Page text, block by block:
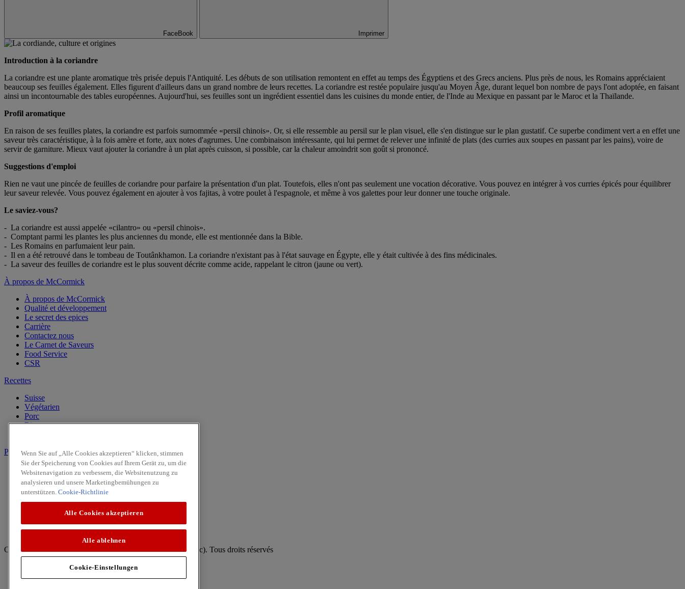
FaceBook Imprimer
Introduction à la coriandre
La coriandre est une plante aromatique très prisée depuis l'Antiquité. Les débuts de son utilisation remontent en effet au temps des Égyptiens et des Grecs anciens. Plus près de nous, les Romains appréciaient
beaucoup ses feuilles également. Elles figurent d'ailleurs dans un grand nombre de leurs recettes. La coriandre est restée populaire jusqu'au Moyen Âge, durant lequel bon nombre de pays l'ont adoptée, en faisant
ainsi un incontournable des tables européennes. Aujourd'hui, ses feuilles sont un ingrédient essentiel dans les cuisines du monde entier, de l'Inde au Mexique en passant par le Maroc et la Thaïlande.
Profil aromatique
En raison de ses feuilles plates, la coriandre est parfois surnommée «persil chinois». Or, si elle ressemble au persil sur le plan visuel, elle s'en distingue sur le plan gustatif. Ce superbe condiment vert a en effet une
saveur très caractéristique, à la fois amère et forte, aux notes d'agrumes. Une combinaison intéressante, qui lui permet de relever une infinité de plats (des curries aux soupes en passant par les pains), voire de
servir de garniture. Mieux vaut ajouter la coriandre à un plat après cuisson, si possible, car la chaleur amoindrit son goût si prononcé.
Suggestions d'emploi
Rien ne vaut une pincée de feuilles de coriandre pour parfaire la présentation d'un plat. Toutefois, elles n'ont pas seulement une vocation décorative. Vous pouvez en intégrer à vos curries épicés pour équilibrer
leur saveur relevée. Vous pouvez également en ajouter à vos fajitas, à votre poulet à l'espagnole, et même à vos galettes pour leur donner une touche originale.
Le saviez-vous?
- La coriandre est aussi appelée «cilantro» ou «persil chinois».
- Comptant parmi les plantes les plus anciennes du monde, elle est mentionnée dans la Bible.
- Les Romains en parfumaient leur pain.
- Il en a été retrouvé dans le tombeau de Toutânkhamon. La coriandre n'existant pas à l'état sauvage en Égypte, elle y était cultivée à des fins médicinales.
- La saveur des feuilles de coriandre est le plus souvent décrite comme acide, rappelant le citron (jaune ou vert).
À propos de McCormick
À propos de McCormick
Qualité et développement
Le secret des epices
Carrière
Contactez nous
Le Carnet de Saveurs
Food Service
CSR
Recettes
Suisse
Végétarien
Porc
Riz
Produits
Vanille
Herbes
Epices
Intense
Facebook
Youtube
Copyright © 2026 McCormick (McCormick & Company, Inc). Tous droits réservés
Règles de confidentialité
Wenn Sie auf „Alle Cookies akzeptieren“ klicken, stimmen
Sie der Speicherung von Cookies auf Ihrem Gerät zu, um die
Websitenavigation zu verbessern, die Websitenutzung zu
analysieren und unsere Marketingbemühungen zu
unterstützen. Cookie-Richtlinie
Alle Cookies akzeptieren
Alle ablehnen
Cookie-Einstellungen